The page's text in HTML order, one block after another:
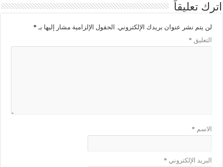
اترك تعليقاً
لن يتم نشر عنوان بريدك الإلكتروني. الحقول الإلزامية مشار إليها بـ *
التعليق *
الاسم *
البريد الإلكتروني *